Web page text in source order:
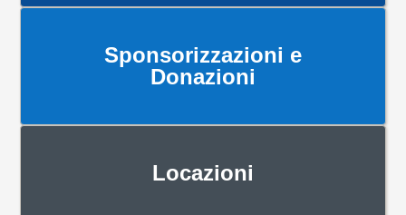
Sponsorizzazioni e
Donazioni
Locazioni